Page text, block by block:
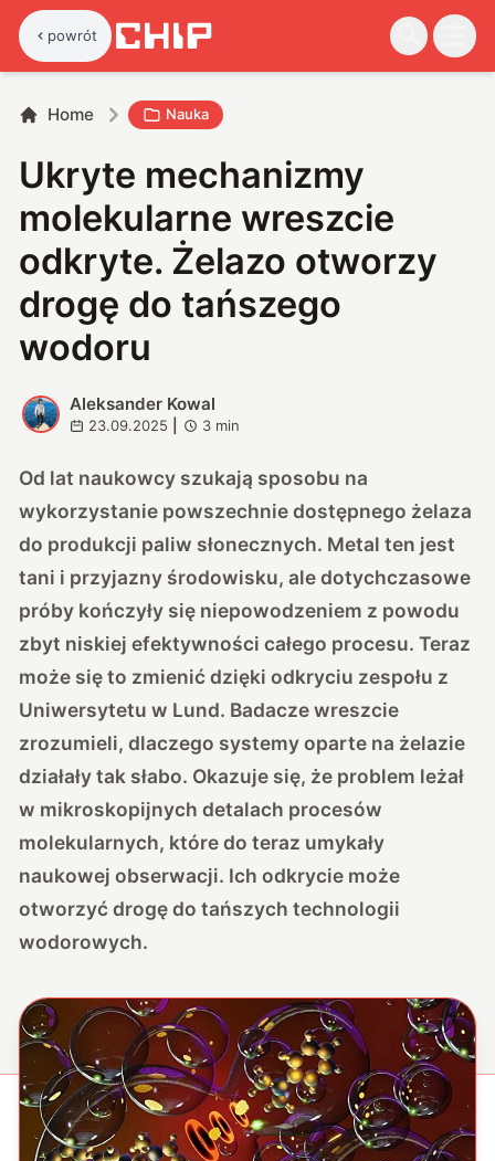
powrót
Home Nauka
Ukryte mechanizmy
molekularne wreszcie
odkryte. Żelazo otworzy
drogę do tańszego
wodoru
A
Aleksander Kowal
23.09.2025 3 min
Od lat naukowcy szukają sposobu na
wykorzystanie powszechnie dostępnego żelaza
do produkcji paliw słonecznych. Metal ten jest
tani i przyjazny środowisku, ale dotychczasowe
próby kończyły się niepowodzeniem z powodu
zbyt niskiej efektywności całego procesu. Teraz
może się to zmienić dzięki odkryciu zespołu z
Uniwersytetu w Lund. Badacze wreszcie
zrozumieli, dlaczego systemy oparte na żelazie
działały tak słabo. Okazuje się, że problem leżał
w mikroskopijnych detalach procesów
molekularnych, które do teraz umykały
naukowej obserwacji. Ich odkrycie może
otworzyć drogę do tańszych technologii
wodorowych.